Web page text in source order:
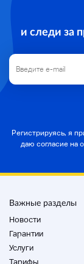
и следи за
Регистрируясь, я
даю согласие на
Важные разделы
Новости
Гарантии
Услуги
Тарифы